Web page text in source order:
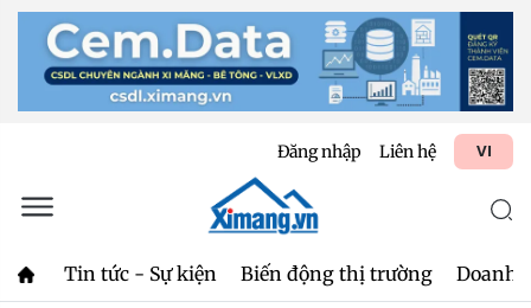
Đăng nhập Liên hệ VI
Tin tức - Sự kiện Biến động thị trường Doanh